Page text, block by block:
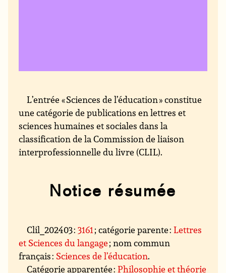
L’entrée « Sciences de l’éducation » constitue
une catégorie de publications en lettres et
sciences humaines et sociales dans la
classification de la Commission de liaison
interprofessionnelle du livre (CLIL).
Notice résumée
Clil_202403 :3161 ; catégorie parente :Lettres
et Sciences du langage; nom commun
français : Sciences de l’éducation.
Catégorie apparentée :Philosophie et théorie